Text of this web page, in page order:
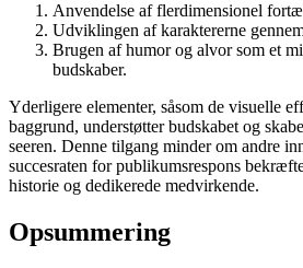
Anvendelse af flerdimensionel
Udviklingen af karaktererne
Brugen af humor og alvor som et
budskaber.
Yderligere elementer, såsom de visuelle
baggrund, understøtter budskabet og
seeren. Denne tilgang minder om andre
succesraten for publikumsrespons
historie og dedikerede medvirkende.
Opsummering